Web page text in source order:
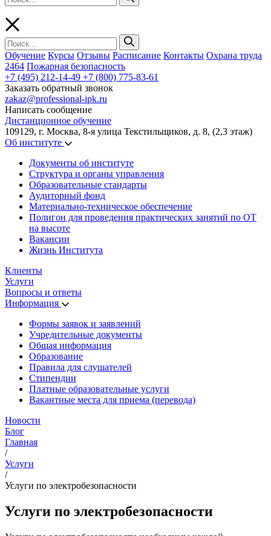
Обучение Курсы Отзывы Расписание Контакты Охрана труда
2464 Пожарная безопасность
+7 (495) 212-14-49 +7 (800) 775-83-61
Заказать обратный звонок
zakaz@professional-ipk.ru
Написать сообщение
Дистанционное обучение
109129, г. Москва, 8-я улица Текстильщиков, д. 8, (2,3 этаж)
Об институте
Документы об институте
Структура и органы управления
Образовательные стандарты
Аудиторный фонд
Материально-техническое обеспечение
Полигон для проведения практических занятий по ОТ
на высоте
Вакансии
Жизнь Института
Клиенты
Услуги
Вопросы и ответы
Информация
Формы заявок и заявлений
Учредительные документы
Общая информация
Образование
Правила для слушателей
Стипендии
Платные образовательные услуги
Вакантные места для приема (перевода)
Новости
Блог
Главная
/
Услуги
/
Услуги по электробезопасности
Услуги по электробезопасности